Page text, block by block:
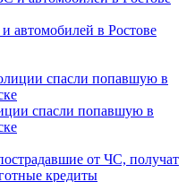
автомобилей в Ростове
спасли попавшую в